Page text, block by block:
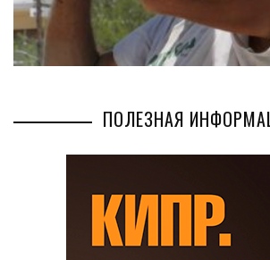
ПОЛЕЗНАЯ